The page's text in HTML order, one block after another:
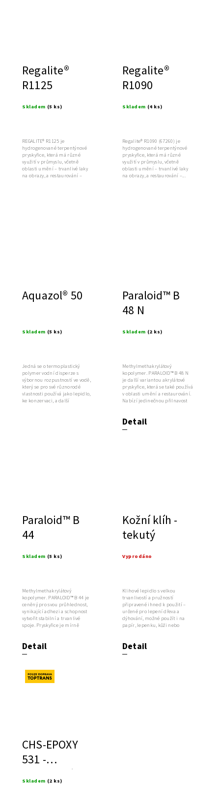
Regalite®
R1125
Skladem (5 ks)
REGALITE® R1125 je
hydrogenované terpentýnové
pryskyřice, která má různé
využití v průmyslu, včetně
oblasti umění – trvanlivé laky
na obrazy, a restaurování –
Regalite®
R1090
Skladem (4 ks)
Regalite® R1090 (67260) je
hydrogenované terpentýnové
pryskyřice, která má různé
využití v průmyslu, včetně
oblasti umění – trvanlivé laky
na obrazy, a restaurování –...
Aquazol® 50
Skladem (5 ks)
Jedná se o termoplastický
polymer vodní disperze s
výbornou rozpustností ve vodě,
který se pro své různorodé
vlastnosti používá jako lepidlo,
ke konzervaci, a další
Paraloid™ B
48 N
Skladem (2 ks)
Detail
Methylmethakrylátový
kopolymer. PARALOID™ B 48 N
je další variantou akrylátové
pryskyřice, která se také používá
v oblasti umění a restaurování.
Nabízí jedinečnou přilnavost
Paraloid™ B
44
Skladem (5 ks)
Detail
Methylmethakrylátový
kopolymer. PARALOID™ B 44 je
ceněný pro svou průhlednost,
vynikající adhezi a schopnost
vytvořit stabilní a trvanlivé
spoje. Pryskyřice je mírně
Kožní klíh -
tekutý
Vyprodáno
Detail
Klihové lepidlo s velkou
trvanlivostí a pružností
připravené ihned k použití –
určené pro lepení dřeva a
dýhování, možné použít i na
papír, lepenku, kůži nebo
Novinka
CHS-EPOXY
531 -
epoxidová
Skladem (2 ks)